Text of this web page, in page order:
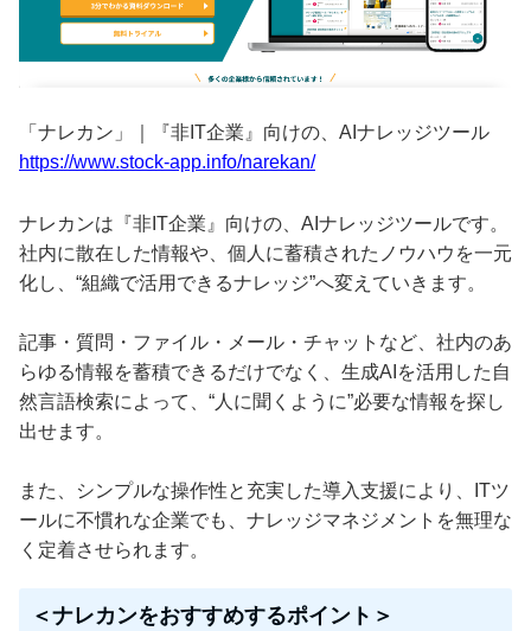
「ナレカン」｜『非IT企業』向けの、AIナレッジツール
https://www.stock-app.info/narekan/
ナレカンは『非IT企業』向けの、AIナレッジツールです。
社内に散在した情報や、個人に蓄積されたノウハウを一元
化し、“組織で活用できるナレッジ”へ変えていきます。
記事・質問・ファイル・メール・チャットなど、社内のあ
らゆる情報を蓄積できるだけでなく、生成AIを活用した自
然言語検索によって、“人に聞くように”必要な情報を探し
出せます。
また、シンプルな操作性と充実した導入支援により、ITツ
ールに不慣れな企業でも、ナレッジマネジメントを無理な
く定着させられます。
＜ナレカンをおすすめするポイント＞